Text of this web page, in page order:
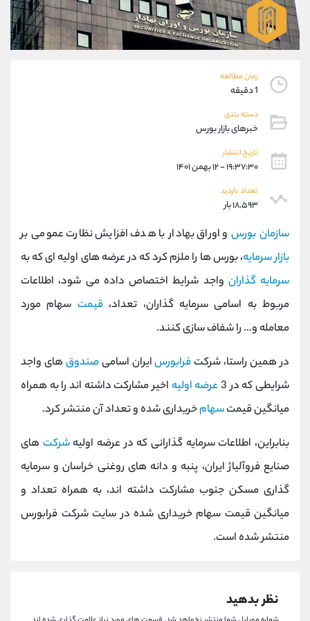
زمان مطالعه
1 دقیقه
دسته بندی
خبرهای بازار بورس
تاریخ انتشار
۱۹:۳۷:۳۰ - ۱۲ بهمن ۱۴۰۱
تعداد بازدید
۱۸,۵۹۳ بار
سازمان بورس و اوراق بهادار با هدف افزایش نظارت عمومی بر
بازار سرمایه، بورس ها را ملزم کرد که در عرضه های اولیه ای که به
سرمایه گذاران واجد شرایط اختصاص داده می شود، اطلاعات
مربوط به اسامی سرمایه گذاران، تعداد،قیمت سهام مورد
معامله و... را شفاف سازی کنند.
در همین راستا، شرکت فرابورسایران اسامیصندوقهای واجد
شرایطی که در 3 عرضه اولیه اخیر مشارکت داشته اند را به همراه
میانگین قیمتسهامخریداری شده و تعداد آن منتشر کرد.
بنابراین، اطلاعات سرمایه گذارانی که در عرضه اولیهشرکت های
صنایع فروآلیاژ ایران، پنبه و دانه های روغنی خراسان و سرمایه
گذاری مسکن جنوب مشارکت داشته اند، به همراه تعداد و
میانگین قیمت سهام خریداری شده در سایت شرکت فرابورس
منتشر شده است.
نظر بدهید
09927779040
واتساپ شروع گفتگو
تلگرام @Armteam_admin_por
پشتیبان فروش
موبایل
واتساپ
تلگرام
داخلی
اطلاعات تماس (دفتر فروش)
تلفن 021-22021030
بدون پیش شماره 90001030
اینستاگرام @alireza.mehrabii
کانال تلگرام @alirezamehrabi_com